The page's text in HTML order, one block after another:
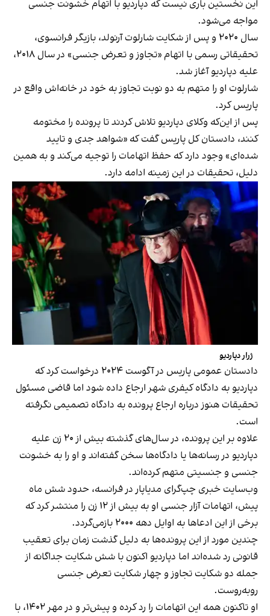
این نخستین باری نیست که دپاردیو با اتهام خشونت جنسی
مواجه می‌شود.
سال ۲۰۲۰ و پس از شکایت شارلوت آرنولد، بازیگر فرانسوی،
تحقیقاتی رسمی با اتهام «تجاوز و تعرض جنسی» در سال ۲۰۱۸،
علیه دپاردیو آغاز شد.
شارلوت او را متهم به دو نوبت تجاوز به خود در خانه‌اش واقع در
پاریس کرد.
پس از این‌که وکلای دپاردیو تلاش کردند تا پرونده را مختومه
کنند، دادستان کل پاریس گفت که «شواهد جدی و تایید
شده‌ای» وجود دارد که حفظ اتهامات را توجیه می‌کند و به همین
دلیل، تحقیقات در این زمینه ادامه دارد.
ژرار دپاردیو
دادستان عمومی پاریس در آگوست ۲۰۲۴ درخواست کرد که
دپاردیو به دادگاه کیفری شهر ارجاع داده شود اما قاضی مسئول
تحقیقات هنوز درباره ارجاع پرونده به دادگاه تصمیمی نگرفته
است.
علاوه بر این پرونده، در سال‌های گذشته بیش از ۲۰ زن علیه
دپاردیو در رسانه‌ها یا دادگاه‌ها سخن گفته‌اند و او را به خشونت
جنسی و جنسیتی متهم کرده‌اند.
وب‌سایت خبری چپ‌گرای مدیاپار در فرانسه، حدود شش ماه
پیش، اتهامات آزار جنسی او به بیش از ۱۲ زن را منتشر کرد که
برخی از این ادعاها به اوایل دهه ۲۰۰۰ بازمی‌گردد.
چندین مورد از این پرونده‌ها به دلیل گذشت زمان برای تعقیب
قانونی رد شده‌اند اما دپاردیو اکنون با شش شکایت جداگانه از
جمله دو شکایت تجاوز و چهار شکایت تعرض جنسی
روبه‌روست.
او تاکنون همه این اتهامات را رد کرده و پیش‌تر و در مهر ۱۴۰۲، با